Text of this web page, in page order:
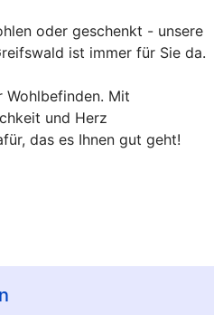
oder geschenkt - unsere
ist immer für Sie da.
Wohlbefinden. Mit
und Herz
das es Ihnen gut geht!